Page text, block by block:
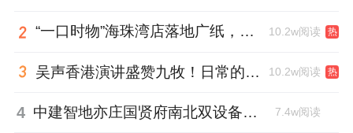
天境云玺，备案单价3.75-4.39万
4.09
105㎡折后368万起，115㎡折后419 万起。
“一口时物”海珠湾店落地广纸，越秀地产以“新鲜现制”商业新场景打造社区高品质生活 10.2w阅读 热
吴声香港演讲盛赞九牧！日常的小锚点变成科技突破点！ 10.2w阅读 热
4 中建智地亦庄国贤府南北双设备平台，得房率创区域新高 7.4w阅读